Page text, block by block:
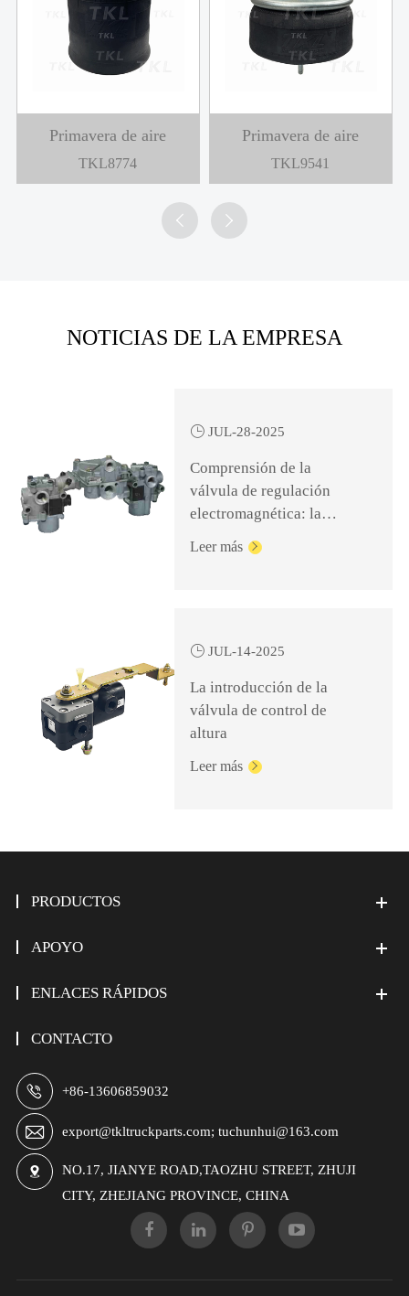
Primavera de aire
TKL9781
Primavera de aire
TKL7059
 
NOTICIAS DE LA EMPRESA
 JUL-28-2025
Comprensión de la
válvula de regulación
electromagnética: la
clave para un frenado
seguro y eficiente
Leer más 
 JUL-14-2025
La introducción de la
válvula de control de
altura
Leer más 
PRODUCTOS
APOYO
ENLACES RÁPIDOS
CONTACTO
 +86-13606859032
 export@tkltruckparts.com; tuchunhui@163.com

NO.17, JIANYE ROAD,TAOZHU STREET, ZHUJI
CITY, ZHEJIANG PROVINCE, CHINA